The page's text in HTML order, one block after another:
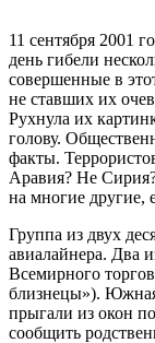
11 сентября 2001
день гибели
совершенные в
не ставших их
Рухнула их
голову.
факты.
Аравия? Не
на многие другие,
Группа из двух
авиалайнера. Два
Всемирного
близнецы»).
прыгали из окон
сообщить